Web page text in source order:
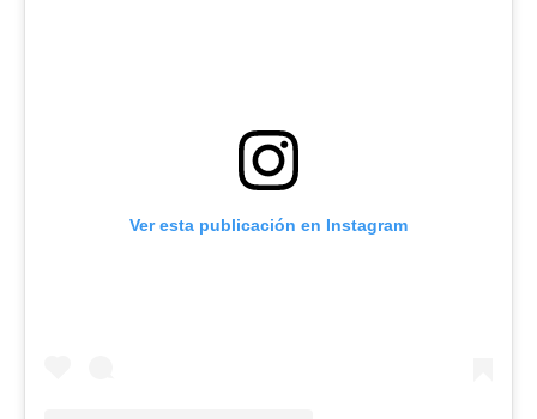
Ver esta publicación en Instagram